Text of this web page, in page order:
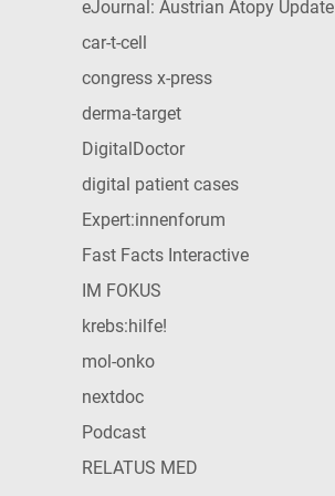
eJournal: Austrian Atopy Update
car-t-cell
congress x-press
derma-target
DigitalDoctor
digital patient cases
Expert:innenforum
Fast Facts Interactive
IM FOKUS
krebs:hilfe!
mol-onko
nextdoc
Podcast
RELATUS MED